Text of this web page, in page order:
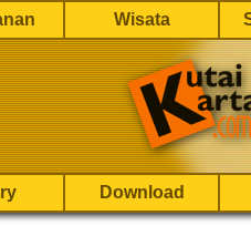
Wisata
Download